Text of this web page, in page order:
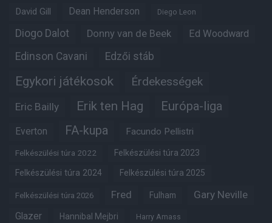
David Gill Dean Henderson Diego Leon
Diogo Dalot Donny van de Beek Ed Woodward
Edinson Cavani Edzői stáb
Egykori játékosok Érdekességek
Eric Bailly Erik ten Hag Európa-liga
Everton FA-kupa Facundo Pellistri
Felkészülési túra 2022 Felkészülési túra 2023
Felkészülési túra 2024 Felkészülési túra 2025
Felkészülési túra 2026 Fred Fulham Gary Neville
Glazer Hannibal Mejbri Harry Amass